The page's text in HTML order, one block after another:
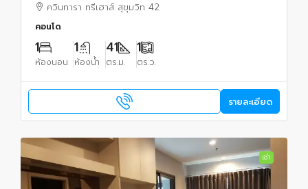
ควินทารา ทรีเฮาส์ สุขุมวิท 42
คอนโด
1
ห้องนอน
1
ห้องน้ำ
41
ตร.ม.
1
ตร.ว.
รายละเอียด
เช่า